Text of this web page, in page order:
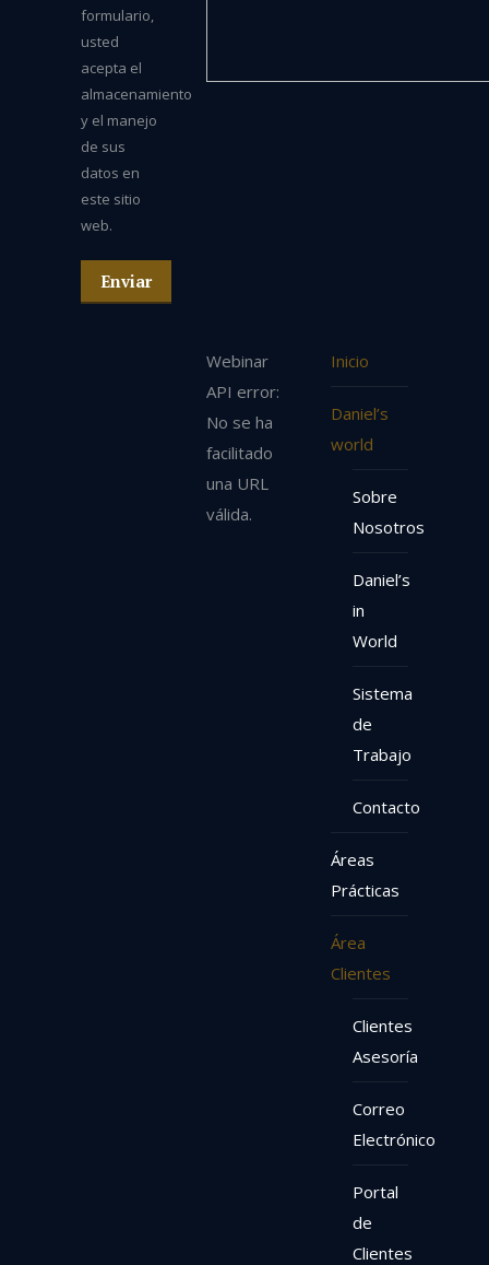
formulario,
usted
acepta el
almacenamiento
y el manejo
de sus
datos en
este sitio
web.
Enviar
Webinar
API error:
No se ha
facilitado
una URL
válida.
Inicio
Daniel’s
world
Sobre
Nosotros
Daniel’s
in
World
Sistema
de
Trabajo
Contacto
Áreas
Prácticas
Área
Clientes
Clientes
Asesoría
Correo
Electrónico
Portal
de
Clientes